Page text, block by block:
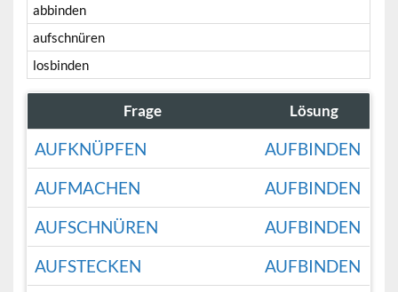
abbinden
aufschnüren
losbinden
Frage Lösung
AUFKNÜPFEN
AUFBINDEN
AUFMACHEN
AUFBINDEN
AUFSCHNÜREN
AUFBINDEN
AUFSTECKEN
AUFBINDEN